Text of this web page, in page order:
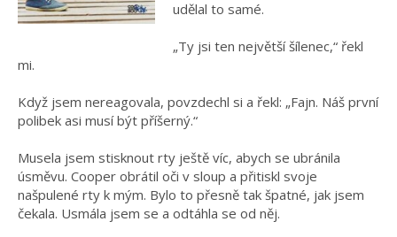
udělal to samé.
„Ty jsi ten největší šílenec,“ řekl
mi.
Když jsem nereagovala, povzdechl si a řekl: „Fajn. Náš první
polibek asi musí být příšerný.“
Musela jsem stisknout rty ještě víc, abych se ubránila
úsměvu. Cooper obrátil oči v sloup a přitiskl svoje
našpulené rty k mým. Bylo to přesně tak špatné, jak jsem
čekala. Usmála jsem se a odtáhla se od něj.